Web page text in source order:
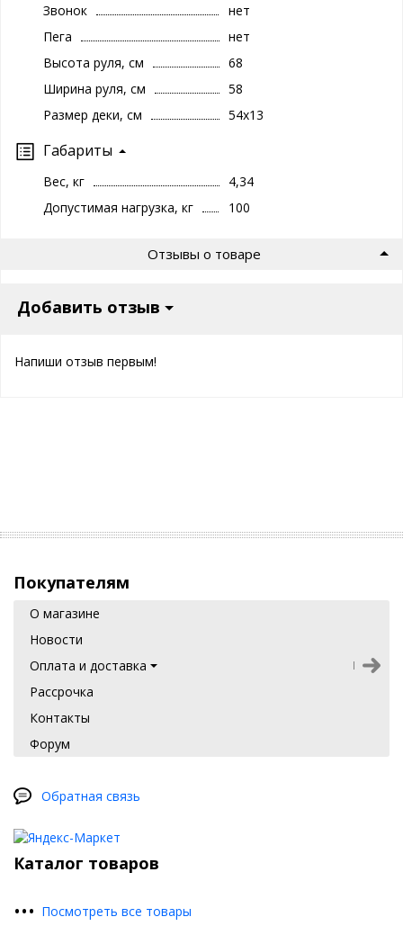
Звонок
нет
Пега
нет
Высота руля, см
68
Ширина руля, см
58
Размер деки, см
54х13
Габариты
Вес, кг
4,34
Допустимая нагрузка, кг
100
Отзывы о товаре
Добавить отзыв
Напиши отзыв первым!
Покупателям
О магазине
Новости
Оплата и доставка
Рассрочка
Контакты
Форум
Обратная связь
Каталог товаров
••• Посмотреть все товары